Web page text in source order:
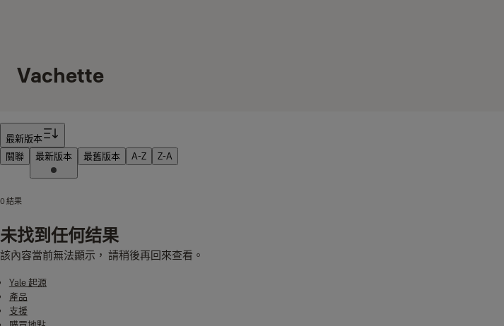
Vachette
选器
最新版本
關聯
最新版本 最舊版本 A-Z Z-A
0 結果
未找到任何结果
該內容當前無法顯示， 請稍後再回來查看。
Yale 起源
產品
支援